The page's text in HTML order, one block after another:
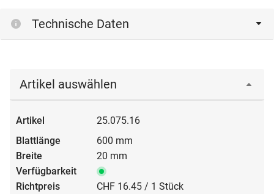
Technische Daten
Artikel auswählen
25.075.16
600 mm
20 mm
CHF 16.45 / 1 Stück